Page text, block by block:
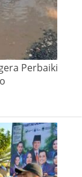
Perbaiki